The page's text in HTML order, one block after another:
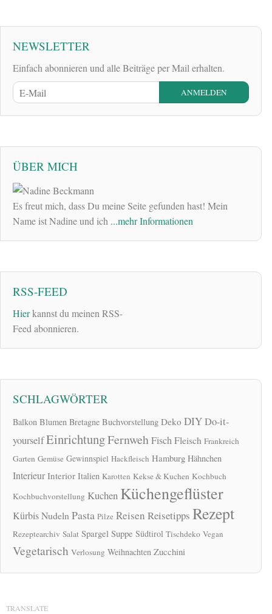
NEWSLETTER
Einfach abonnieren und alle Beiträge per Mail erhalten.
ÜBER MICH
Es freut mich, dass Du meine Seite gefunden hast! Mein
Name ist Nadine und ich ...mehr Informationen
RSS-FEED
Hierkannst du meinen RSS-
Feed abonnieren.
SCHLAGWÖRTER
Balkon Blumen Bretagne Buchvorstellung Deko DIYDo-it-
yourselfEinrichtungFernwehFischFleisch Frankreich
Garten Gemüse Gewinnspiel Hackfleisch Hamburg Hähnchen
Interieur Interior Italien Karotten Kekse & Kuchen Kochbuch
Kochbuchvorstellung Kuchen Küchengeflüster
KürbisNudelnPasta Pilze Reisen Reisetipps Rezept
Rezeptearchiv Salat Spargel Suppe Südtirol Tischdeko Vegan
Vegetarisch Verlosung Weihnachten Zucchini
TRANSLATE